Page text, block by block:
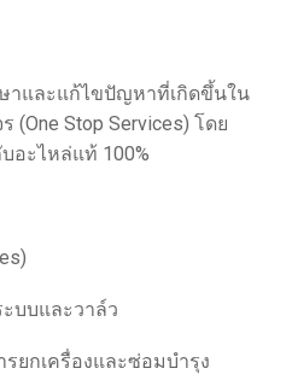
าและแก้ไขปัญหาที่เกิดขึ้นใน
(One Stop Services) โดย
อะไหล่แท้ 100%
บบและวาล์ว
รยกเครื่องและซ่อมบำรุง